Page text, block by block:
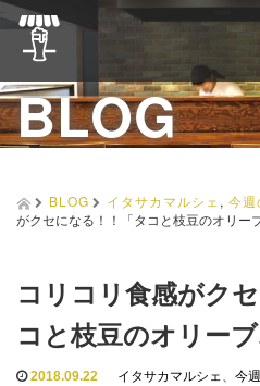
BLOG
BLOG イタサカマルシェ , 今週
がクセになる！！「タコと枝豆のオリー
コリコリ食感がク
コと枝豆のオリー
2018.09.22 イタサカマルシェ、 今